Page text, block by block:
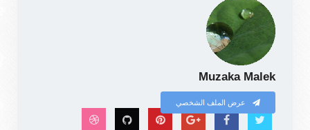
Muzaka Malek
عرض الملف الشخصي